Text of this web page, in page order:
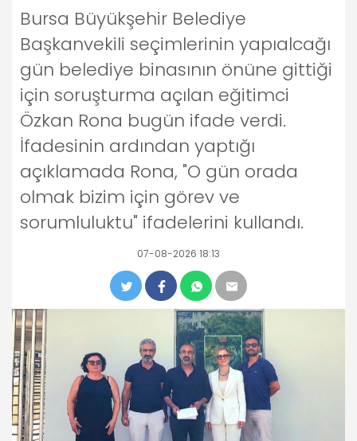
Bursa Büyükşehir Belediye
Başkanvekili seçimlerinin yapıalcağı
gün belediye binasının önüne gittiği
için soruşturma açılan eğitimci
Özkan Rona bugün ifade verdi.
İfadesinin ardından yaptığı
açıklamada Rona, "O gün orada
olmak bizim için görev ve
sorumluluktu" ifadelerini kullandı.
07-08-2026 18:13